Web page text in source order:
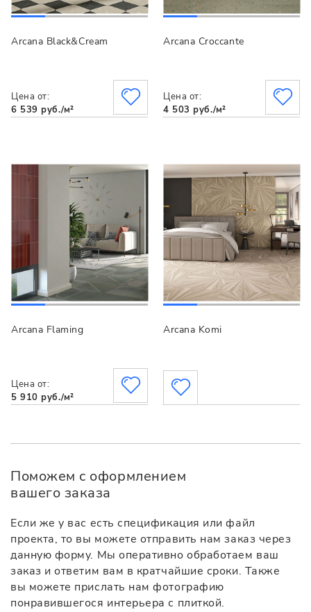
Arcana Black&Cream
Цена от:
6 539 руб./м²
Arcana Croccante
Цена от:
4 503 руб./м²
Arcana Flaming
Цена от:
5 910 руб./м²
Arcana Komi
Поможем с оформлением
вашего заказа
Если же у вас есть спецификация или файл
проекта, то вы можете отправить нам заказ через
данную форму. Мы оперативно обработаем ваш
заказ и ответим вам в кратчайшие сроки. Также
вы можете прислать нам фотографию
понравившегося интерьера с плиткой.